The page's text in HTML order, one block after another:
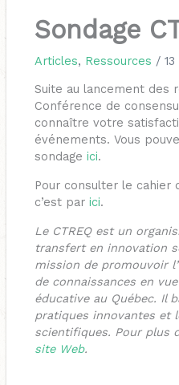
Sondage
Articles, Ressources /
Suite au lancement des
Conférence de
connaître votre
événements. Vous
sondage ici.
Pour consulter le cahier
c’est par ici.
Le CTREQ est un
transfert en innovation
mission de promouvoir
de connaissances en
éducative au Québec. Il
pratiques innovantes et
scientifiques. Pour plus
site Web.